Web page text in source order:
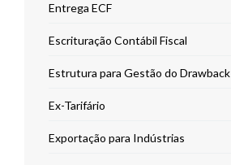
Entrega ECF
Escrituração Contábil Fiscal
Estrutura para Gestão do Drawback
Ex-Tarifário
Exportação para Indústrias